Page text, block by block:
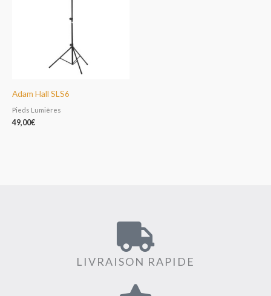
Adam Hall SLS6
Pieds Lumières
49,00€
LIVRAISON RAPIDE